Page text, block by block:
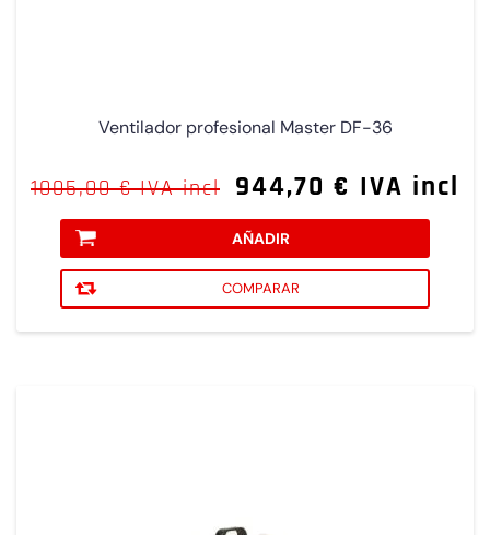
Ventilador profesional Master DF-36
1005,00 € IVA incl 944,70 € IVA incl
AÑADIR
COMPARAR